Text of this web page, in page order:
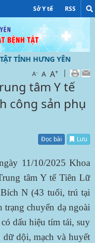
Sở Y tế RSS
HƯNG YÊN
A- A A+ |
tâm Y tế
công sản phụ
Đọc bài Lưu
11/10/2025 Khoa
tâm Y tế Tiên Lữ
N (43 tuổi, trú tại
chuyển dạ ngoài
dấu hiệu tím tái, suy
dữ dội, mạch và huyết